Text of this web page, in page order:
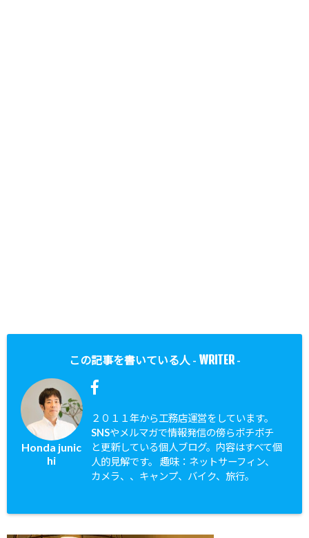
この記事を書いている人 - WRITER-
Honda junic
hi
２０１１年から工務店運営をしています。
SNSやメルマガで情報発信の傍らボチボチ
と更新している個人ブログ。内容はすべて個
人的見解です。 趣味：ネットサーフィン、
カメラ、、キャンプ、バイク、旅行。